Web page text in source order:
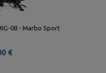
08 - Marbo Sport
€